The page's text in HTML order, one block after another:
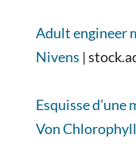
Adult engineer
Nivens |
Esquisse d’une
Von